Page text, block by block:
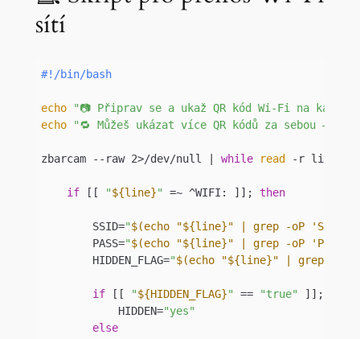
sítí
#!/bin/bash
echo
"📷 Připrav se a ukaž QR kód Wi-Fi na
echo
"🔁 Můžeš ukázat více QR kódů za sebou –
zbarcam --raw 2>/dev/null | while read -r line;
if [[ "${line}" =~ ^WIFI: ]]; then
        SSID=
"$(echo "${line}" | grep -oP
        PASS=
"$(echo "${line}" | grep -oP
        HIDDEN_FLAG=
"$(echo "${line}" | grep -
if [[ "${HIDDEN_FLAG}" == "true" ]];
            HIDDEN=
"yes"
else